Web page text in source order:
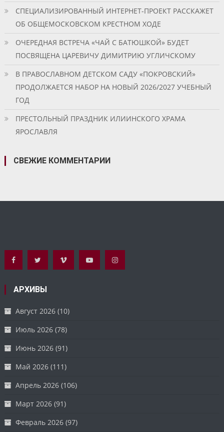
СПЕЦИАЛИЗИРОВАННЫЙ ИНТЕРНЕТ-ПРОЕКТ РАССКАЖЕТ
ОБ ОБЩЕМОСКОВСКОМ КРЕСТНОМ ХОДЕ
ОЧЕРЕДНАЯ ВСТРЕЧА «ЧАЙ С БАТЮШКОЙ» БУДЕТ
ПОСВЯЩЕНА ЦАРЕВИЧУ ДИМИТРИЮ УГЛИЧСКОМУ
В ПРАВОСЛАВНОМ ДЕТСКОМ САДУ «ПОКРОВСКИЙ»
ПРОДОЛЖАЕТСЯ НАБОР НА НОВЫЙ 2026/2027 УЧЕБНЫЙ
ГОД
ПРЕСТОЛЬНЫЙ ПРАЗДНИК ИЛИИНСКОГО ХРАМА
ЯРОСЛАВЛЯ
СВЕЖИЕ КОММЕНТАРИИ
АРХИВЫ
Август 2026 (10)
Июль 2026 (78)
Июнь 2026 (91)
Май 2026 (111)
Апрель 2026 (106)
Март 2026 (91)
Февраль 2026 (97)